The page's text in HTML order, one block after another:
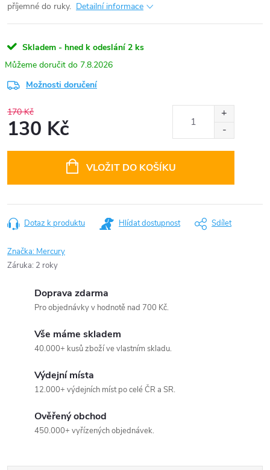
příjemné do ruky. Detailní informace
Skladem - hned k odeslání 2 ks
7.8.2026
Možnosti doručení
170 Kč
130 Kč
VLOŽIT DO KOŠÍKU
Dotaz k produktu Hlídat dostupnost Sdílet
Značka: Mercury
Záruka: 2 roky
Doprava zdarma
Pro objednávky v hodnotě nad 700 Kč.
Vše máme skladem
40.000+ kusů zboží ve vlastním skladu.
Výdejní místa
12.000+ výdejních míst po celé ČR a SR.
Ověřený obchod
450.000+ vyřízených objednávek.